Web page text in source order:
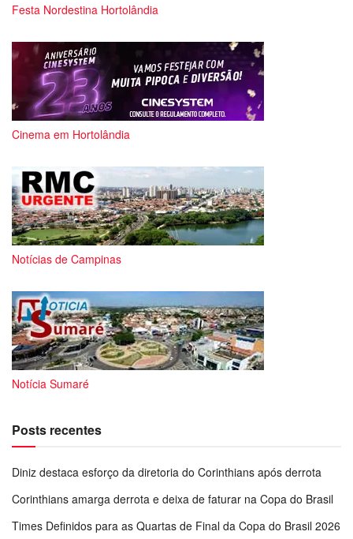
Festa Nordestina Hortolândia
Cinema em Hortolândia
Notícias de Campinas
Notícia Sumaré
Posts recentes
Diniz destaca esforço da diretoria do Corinthians após derrota
Corinthians amarga derrota e deixa de faturar na Copa do Brasil
Times Definidos para as Quartas de Final da Copa do Brasil 2026